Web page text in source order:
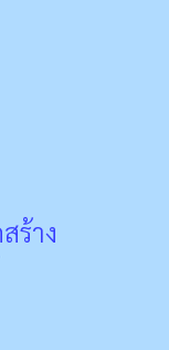
ร้าง